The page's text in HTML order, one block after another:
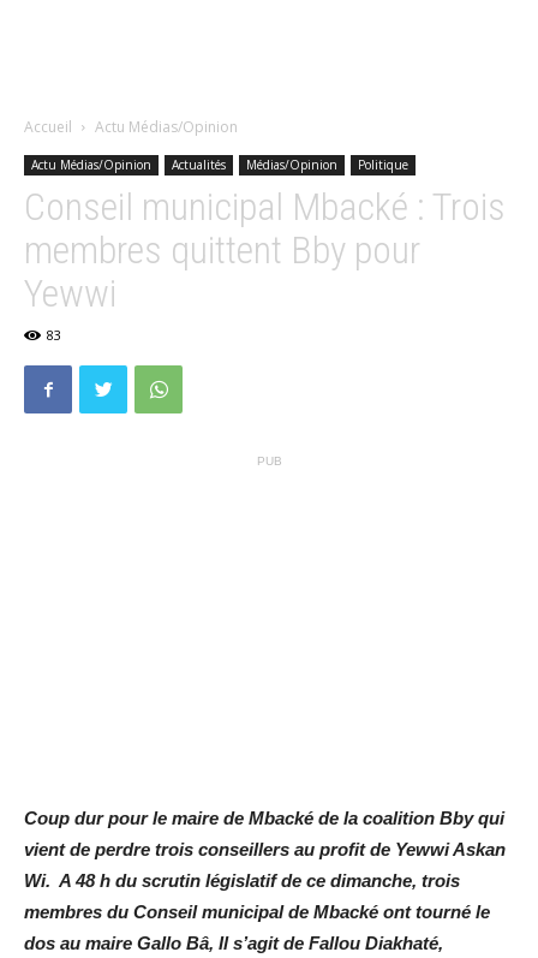
Accueil Actu Médias/Opinion
Actu Médias/Opinion Actualités Médias/Opinion Politique
Conseil municipal Mbacké : Trois
membres quittent Bby pour
Yewwi
83
PUB
Coup dur pour le maire de Mbacké de la coalition Bby qui
vient de perdre trois conseillers au profit de Yewwi Askan
Wi. A 48 h du scrutin législatif de ce dimanche, trois
membres du Conseil municipal de Mbacké ont tourné le
dos au maire Gallo Bâ, Il s’agit de Fallou Diakhaté,